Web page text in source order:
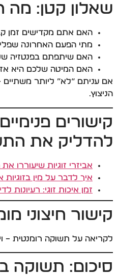
שאלון קטן:
האם אתם מקדישים זמן
מתי הפעם האחרונה
האם שיתפתם בפנטזיה
האם המיטה שלכם היא
אם עניתם “לא” ליותר
הניצוץ.
קישורים
להדליק את
אביזרי זוגיות שיעוררו
איך לדבר על מין בזוגיות
זמן איכות זוגי: רעיונות
קישור חיצוני
לקריאה על תשוקה רומנטית –
סיכום: תשוקה